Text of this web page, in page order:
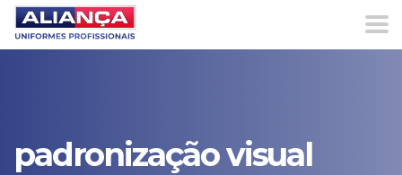
padronização visual